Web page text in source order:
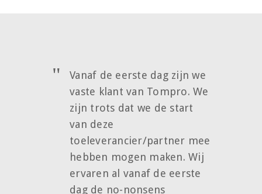
Vanaf de eerste dag zijn we
vaste klant van Tompro. We
zijn trots dat we de start
van deze
toeleverancier/partner mee
hebben mogen maken. Wij
ervaren al vanaf de eerste
dag de no-nonsens